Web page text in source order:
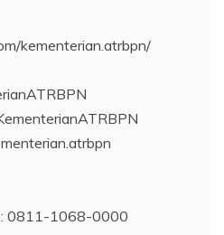
kementerian.atrbpn/
0811-1068-0000